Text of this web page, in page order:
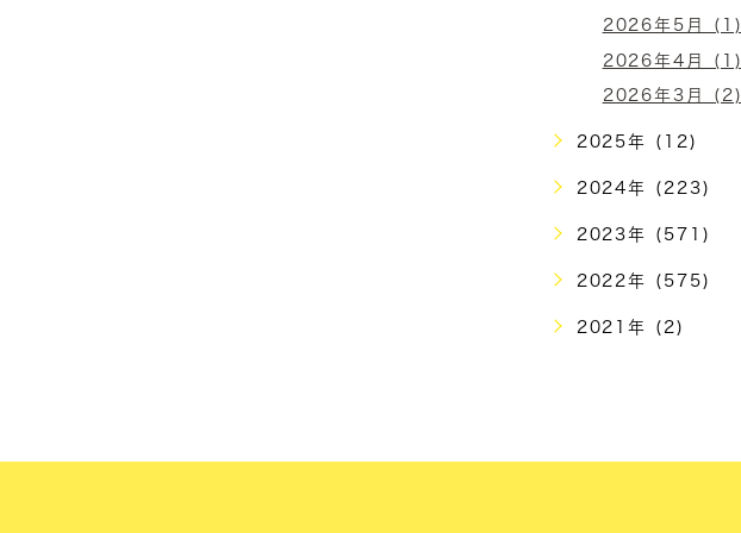
2026年5月 (1)
2026年4月 (1)
2026年3月 (2)
2025年 (12)
2024年 (223)
2023年 (571)
2022年 (575)
2021年 (2)